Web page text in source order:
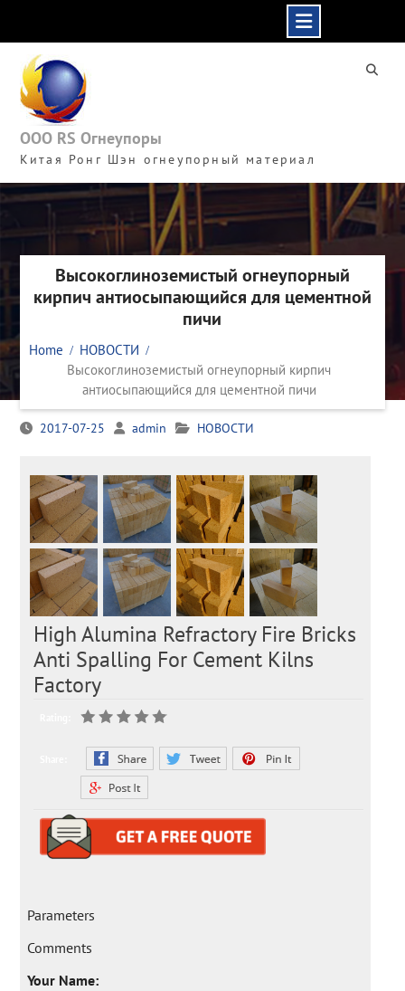
content
ООО RS Огнеупоры
Китая Ронг Шэн огнеупорный материал
Высокоглиноземистый огнеупорный
кирпич антиосыпающийся для цементной
пичи
Home
НОВОСТИ
Высокоглиноземистый огнеупорный кирпич
антиосыпающийся для цементной пичи
2017-07-25 admin НОВОСТИ
High Alumina Refractory Fire Bricks
Anti Spalling For Cement Kilns
Factory
Parameters
Comments
Your Name: